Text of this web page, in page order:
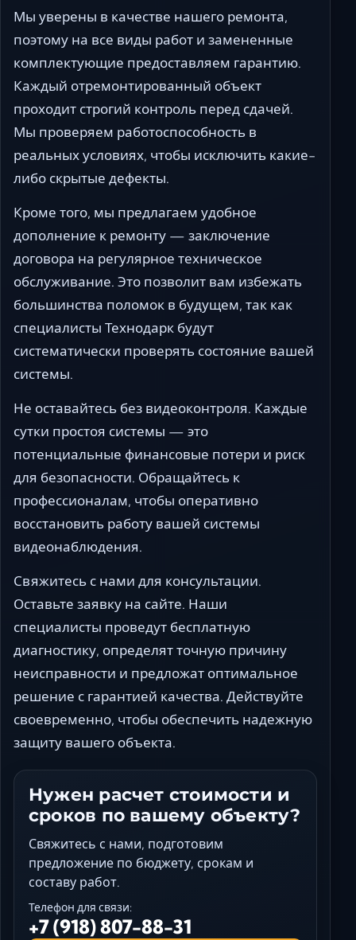
Мы уверены в качестве нашего ремонта,
поэтому на все виды работ и замененные
комплектующие предоставляем гарантию.
Каждый отремонтированный объект
проходит строгий контроль перед сдачей.
Мы проверяем работоспособность в
реальных условиях, чтобы исключить какие-
либо скрытые дефекты.
Кроме того, мы предлагаем удобное
дополнение к ремонту — заключение
договора на регулярное техническое
обслуживание. Это позволит вам избежать
большинства поломок в будущем, так как
специалисты Технодарк будут
систематически проверять состояние вашей
системы.
Не оставайтесь без видеоконтроля. Каждые
сутки простоя системы — это
потенциальные финансовые потери и риск
для безопасности. Обращайтесь к
профессионалам, чтобы оперативно
восстановить работу вашей системы
видеонаблюдения.
Свяжитесь с нами для консультации.
Оставьте заявку на сайте. Наши
специалисты проведут бесплатную
диагностику, определят точную причину
неисправности и предложат оптимальное
решение с гарантией качества. Действуйте
своевременно, чтобы обеспечить надежную
защиту вашего объекта.
Нужен расчет стоимости и
сроков по вашему объекту?
Свяжитесь с нами, подготовим
предложение по бюджету, срокам и
составу работ.
Телефон для связи:
+7 (918) 807-88-31